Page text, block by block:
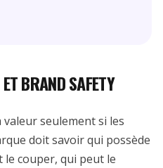
BRAND SAFETY
seulement si les
doit savoir qui possède
le couper, qui peut le